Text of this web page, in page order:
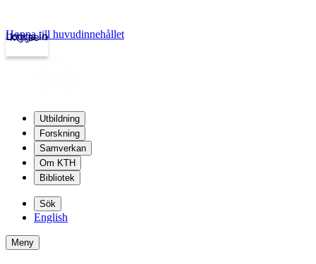
kth.se
Logga in
Hoppa till huvudinnehållet
Utbildning
Forskning
Samverkan
Om KTH
Bibliotek
Sök
English
Meny